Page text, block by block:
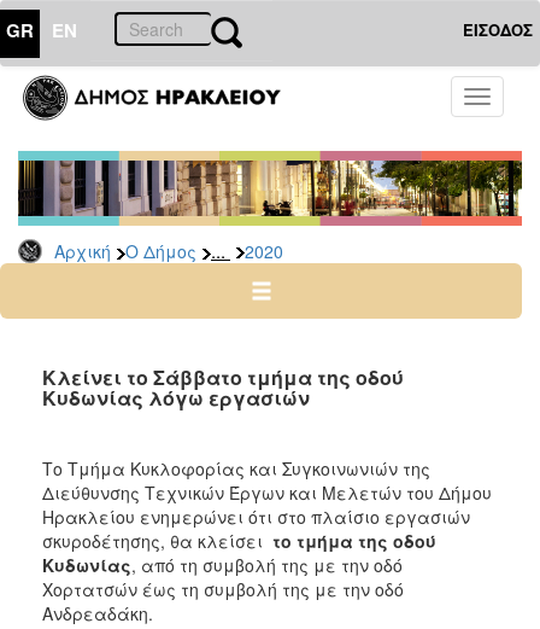
GR EN ΕΙΣΟΔΟΣ
Toggle
Αρχική Ο Δήμος ... 2020
ΔΗΜΟΣ
Δελτία
Τύπου
Αρχείο
2026
2024
2022
2020
2019
2018
2017
2016
Κλείνει το Σάββατο τμήμα της οδού
Κυδωνίας λόγω εργασιών
Το Τμήμα Κυκλοφορίας και Συγκοινωνιών της
Διεύθυνσης Τεχνικών Έργων και Μελετών του Δήμου
Ηρακλείου ενημερώνει ότι στο πλαίσιο εργασιών
σκυροδέτησης, θα κλείσει το τμήμα της οδού
Κυδωνίας, από τη συμβολή της με την οδό
Χορτατσών έως τη συμβολή της με την οδό
Ανδρεαδάκη.